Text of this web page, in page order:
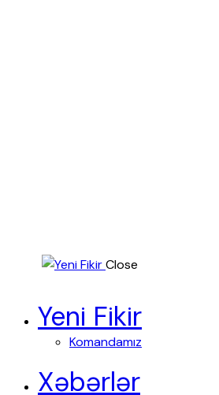
Close
Yeni Fikir
Komandamız
Xəbərlər